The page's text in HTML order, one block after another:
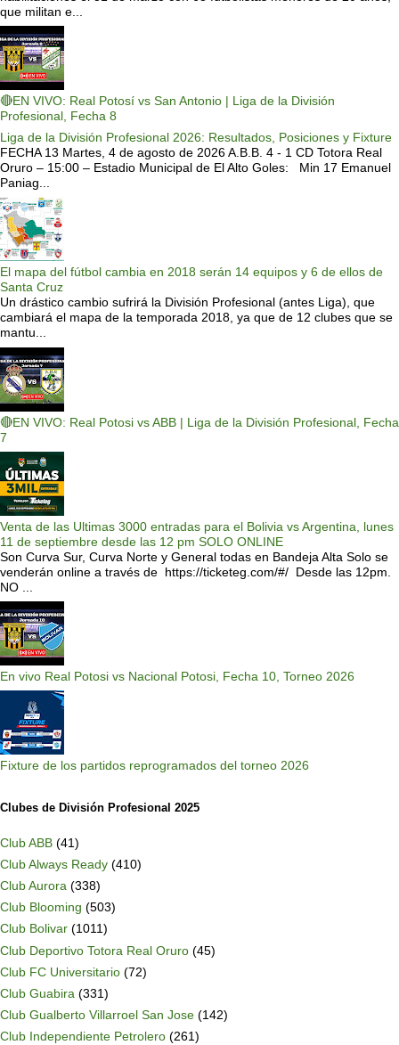
que militan e...
🔴EN VIVO: Real Potosí vs San Antonio | Liga de la División
Profesional, Fecha 8
Liga de la División Profesional 2026: Resultados, Posiciones y Fixture
FECHA 13 Martes, 4 de agosto de 2026 A.B.B. 4 - 1 CD Totora Real
Oruro – 15:00 – Estadio Municipal de El Alto Goles: Min 17 Emanuel
Paniag...
El mapa del fútbol cambia en 2018 serán 14 equipos y 6 de ellos de
Santa Cruz
Un drástico cambio sufrirá la División Profesional (antes Liga), que
cambiará el mapa de la temporada 2018, ya que de 12 clubes que se
mantu...
🔴EN VIVO: Real Potosi vs ABB | Liga de la División Profesional, Fecha
7
Venta de las Ultimas 3000 entradas para el Bolivia vs Argentina, lunes
11 de septiembre desde las 12 pm SOLO ONLINE
Son Curva Sur, Curva Norte y General todas en Bandeja Alta Solo se
venderán online a través de https://ticketeg.com/#/ Desde las 12pm.
NO ...
En vivo Real Potosi vs Nacional Potosi, Fecha 10, Torneo 2026
Fixture de los partidos reprogramados del torneo 2026
Clubes de División Profesional 2025
Club ABB (41)
Club Always Ready (410)
Club Aurora (338)
Club Blooming (503)
Club Bolivar (1011)
Club Deportivo Totora Real Oruro (45)
Club FC Universitario (72)
Club Guabira (331)
Club Gualberto Villarroel San Jose (142)
Club Independiente Petrolero (261)